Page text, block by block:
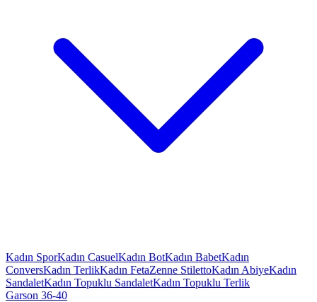
Kadın SporKadın CasuelKadın BotKadın BabetKadın
ConversKadın TerlikKadın FetaZenne StilettoKadın AbiyeKadın
SandaletKadın Topuklu SandaletKadın Topuklu Terlik
Garson 36-40